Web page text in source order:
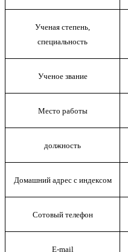
Ученая степень,
специальность
Ученое звание
Место работы
должность
Домашний адрес с индексом
Сотовый телефон
E-mail